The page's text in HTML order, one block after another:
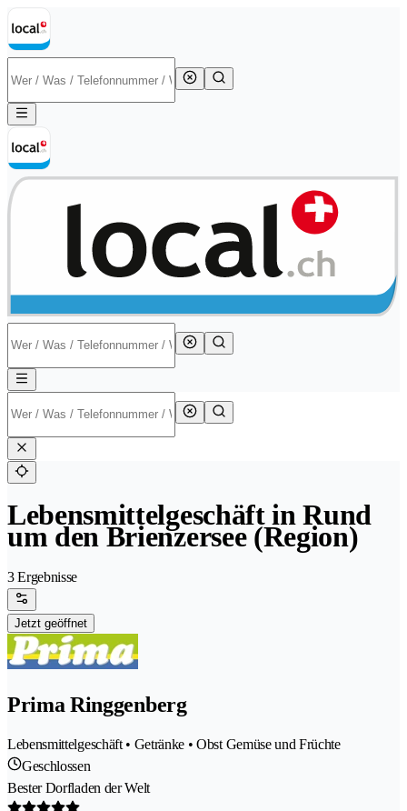
Lebensmittelgeschäft in Rund
um den Brienzersee (Region)
3 Ergebnisse
Jetzt geöffnet
Prima Ringgenberg
Lebensmittelgeschäft • Getränke • Obst Gemüse und Früchte
Geschlossen
Bester Dorfladen der Welt